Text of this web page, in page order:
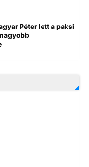
Péter lett a paksi